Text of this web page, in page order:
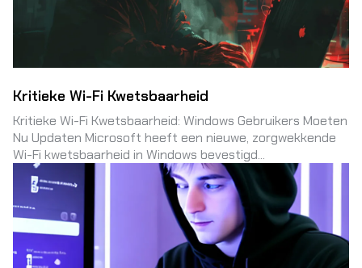
Kritieke Wi-Fi Kwetsbaarheid
Kritieke Wi-Fi Kwetsbaarheid: Windows Gebruikers Moeten
Nu Updaten Microsoft heeft een nieuwe, zorgwekkende
Wi-Fi kwetsbaarheid in Windows bevestigd...